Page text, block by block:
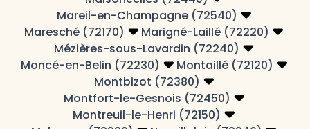
Mareil-en-Champagne (72540)
Maresché (72170)
Marigné-Laillé (72220)
Mézières-sous-Lavardin (72240)
Moncé-en-Belin (72230)
Montaillé (72120)
Montbizot (72380)
Montfort-le-Gesnois (72450)
Montreuil-le-Henri (72150)